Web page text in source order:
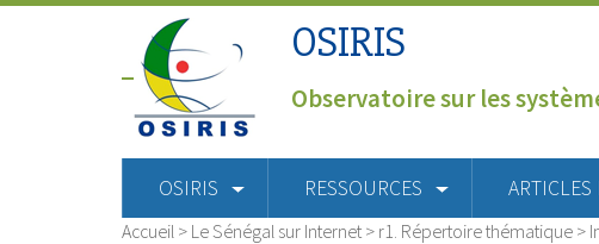
OSIRIS
Observatoire sur les
OSIRIS RESSOURCES ARTICLES
Accueil > Le Sénégal sur Internet > r1. Répertoire thématique >